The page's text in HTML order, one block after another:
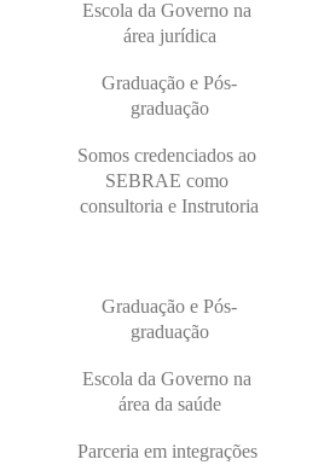
Escola da Governo na
área da saúde
Parceria em integrações
Somos credenciados ao
SEBRAE como
consultoria e Instrutoria
Graduação e Pós-
graduação
Escola da Governo na
área jurídica
Graduação e Pós-
graduação